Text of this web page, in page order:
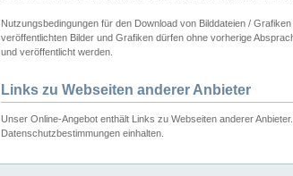
Nutzungsbedingungen für den Download von Bilddateien /
veröffentlichten Bilder und Grafiken dürfen ohne vorherige
und veröffentlicht werden.
Links zu Webseiten anderer Anbieter
Unser Online-Angebot enthält Links zu Webseiten anderer
Datenschutzbestimmungen einhalten.